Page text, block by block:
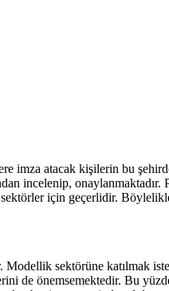
imza atacak kişilerin bu
incelenip,
için geçerlidir.
Modellik sektörüne katılmak
de önemsemektedir. Bu